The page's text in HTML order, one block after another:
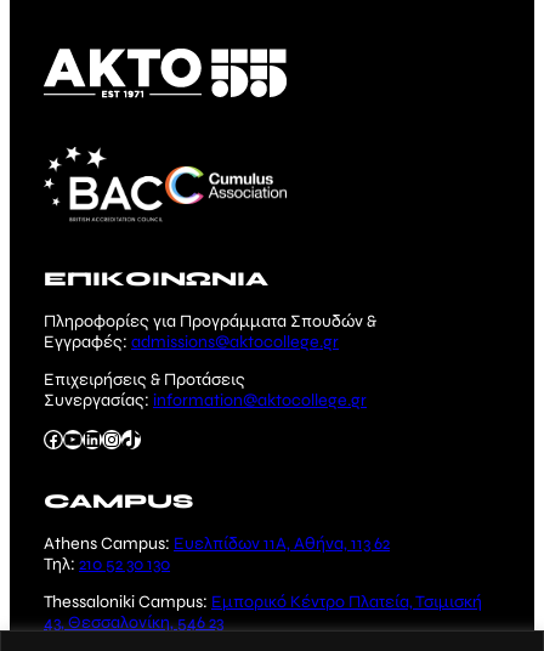
ΕΠΙΚΟΙΝΩΝΙΑ
Πληροφορίες για Προγράμματα Σπουδών &
Εγγραφές: admissions@aktocollege.gr
Επιχειρήσεις & Προτάσεις
Συνεργασίας: information@aktocollege.gr
Facebook YouTube Linkedin InstagramTikTok
CAMPUS
Athens Campus: Ευελπίδων 11Α, Αθήνα, 113 62
Τηλ: 210 52 30 130
Thessaloniki Campus: Εμπορικό Κέντρο Πλατεία, Τσιμισκή
43, Θεσσαλονίκη, 546 23